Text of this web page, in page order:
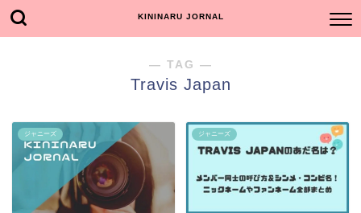
KININARU JORNAL
― TAG ―
Travis Japan
ジャニーズ ジャニーズ